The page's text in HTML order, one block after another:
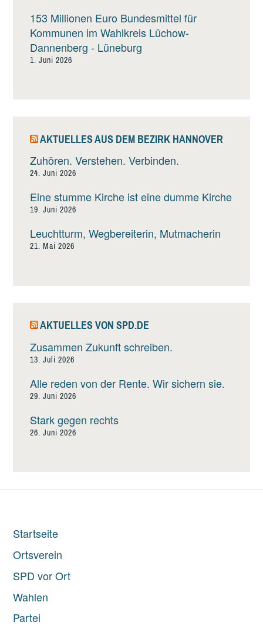
153 Millionen Euro Bundesmittel für
Kommunen im Wahlkreis Lüchow-
Dannenberg - Lüneburg
1. Juni 2026
AKTUELLES AUS DEM BEZIRK HANNOVER
Zuhören. Verstehen. Verbinden.
24. Juni 2026
Eine stumme Kirche ist eine dumme Kirche
19. Juni 2026
Leuchtturm, Wegbereiterin, Mutmacherin
21. Mai 2026
AKTUELLES VON SPD.DE
Zusammen Zukunft schreiben.
13. Juli 2026
Alle reden von der Rente. Wir sichern sie.
29. Juni 2026
Stark gegen rechts
26. Juni 2026
Startseite
Ortsverein
SPD vor Ort
Wahlen
Partei